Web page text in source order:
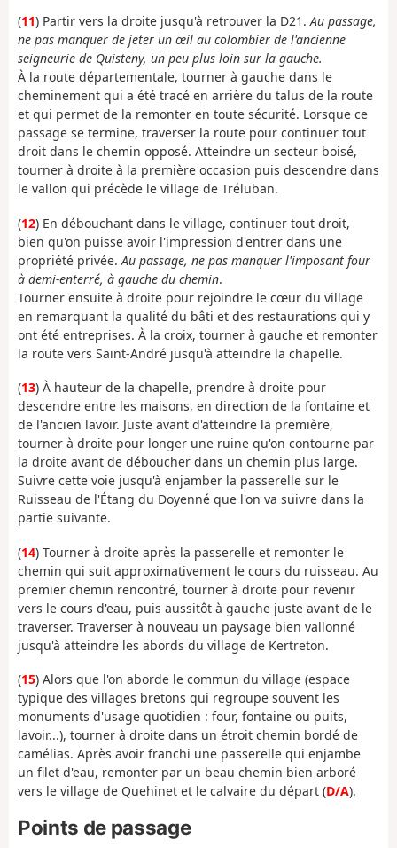
(11) Partir vers la droite jusqu'à retrouver la D21.Au passage,
ne pas manquer de jeter un œil au colombier de l'ancienne
seigneurie de Quisteny, un peu plus loin sur la gauche.
À la route départementale, tourner à gauche dans le
cheminement qui a été tracé en arrière du talus de la route
et qui permet de la remonter en toute sécurité. Lorsque ce
passage se termine, traverser la route pour continuer tout
droit dans le chemin opposé. Atteindre un secteur boisé,
tourner à droite à la première occasion puis descendre dans
le vallon qui précède le village de Tréluban.
(12) En débouchant dans le village, continuer tout droit,
bien qu'on puisse avoir l'impression d'entrer dans une
propriété privée. Au passage, ne pas manquer l'imposant four
à demi-enterré, à gauche du chemin.
Tourner ensuite à droite pour rejoindre le cœur du village
en remarquant la qualité du bâti et des restaurations qui y
ont été entreprises. À la croix, tourner à gauche et remonter
la route vers Saint-André jusqu'à atteindre la chapelle.
(13) À hauteur de la chapelle, prendre à droite pour
descendre entre les maisons, en direction de la fontaine et
de l'ancien lavoir. Juste avant d'atteindre la première,
tourner à droite pour longer une ruine qu'on contourne par
la droite avant de déboucher dans un chemin plus large.
Suivre cette voie jusqu'à enjamber la passerelle sur le
Ruisseau de l'Étang du Doyenné que l'on va suivre dans la
partie suivante.
(14) Tourner à droite après la passerelle et remonter le
chemin qui suit approximativement le cours du ruisseau. Au
premier chemin rencontré, tourner à droite pour revenir
vers le cours d'eau, puis aussitôt à gauche juste avant de le
traverser. Traverser à nouveau un paysage bien vallonné
jusqu'à atteindre les abords du village de Kertreton.
(15) Alors que l'on aborde le commun du village (espace
typique des villages bretons qui regroupe souvent les
monuments d'usage quotidien : four, fontaine ou puits,
lavoir...), tourner à droite dans un étroit chemin bordé de
camélias. Après avoir franchi une passerelle qui enjambe
un filet d'eau, remonter par un beau chemin bien arboré
vers le village de Quehinet et le calvaire du départ (D/A).
Points de passage